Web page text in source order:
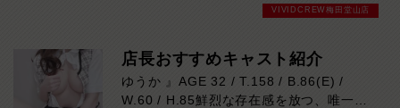
す！魅力的なキャストが多数出勤予定！週
せんか？混雑が予想されますので、お早め
にご来店下さい。
VIVIDCREW梅田堂山店
店長おすすめキャスト紹介
ゆうか 』AGE 32 / T.158 / B.86(E) /
W.60 / H.85鮮烈な存在感を放つ、唯一無